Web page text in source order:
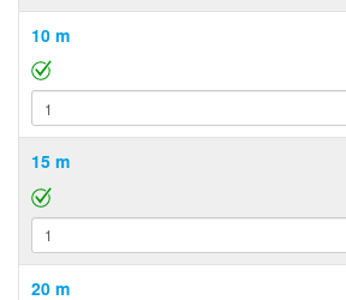
10 m
15 m
20 m